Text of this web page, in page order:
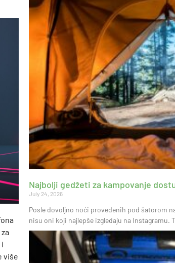
više
Najbolji gedžeti za kampovanje
July 24, 2026
Posle dovoljno noći provedenih pod šatorom
nisu oni koji najlepše izgledaju na Instagramu.